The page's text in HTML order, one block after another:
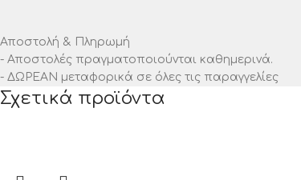
Αποστολή & Πληρωμή
- Αποστολές πραγματοποιούνται καθημερινά.
- ΔΩΡΕΑΝ μεταφορικά σε όλες τις παραγγελίες
Σχετικά προϊόντα